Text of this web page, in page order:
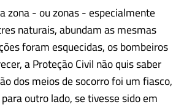
zona - ou zonas - especialmente
naturais, abundam as mesmas
foram esquecidas, os bombeiros
a Proteção Civil não quis saber
dos meios de socorro foi um fiasco,
outro lado, se tivesse sido em